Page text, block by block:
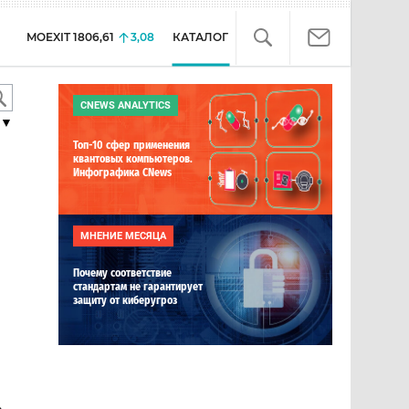
MOEXIT 1806,61 3,08 КАТАЛОГ
CNEWS ANALYTICS
Топ-10 сфер применения
квантовых компьютеров.
Инфографика CNews
МНЕНИЕ МЕСЯЦА
Почему соответствие
стандартам не гарантирует
защиту от киберугроз